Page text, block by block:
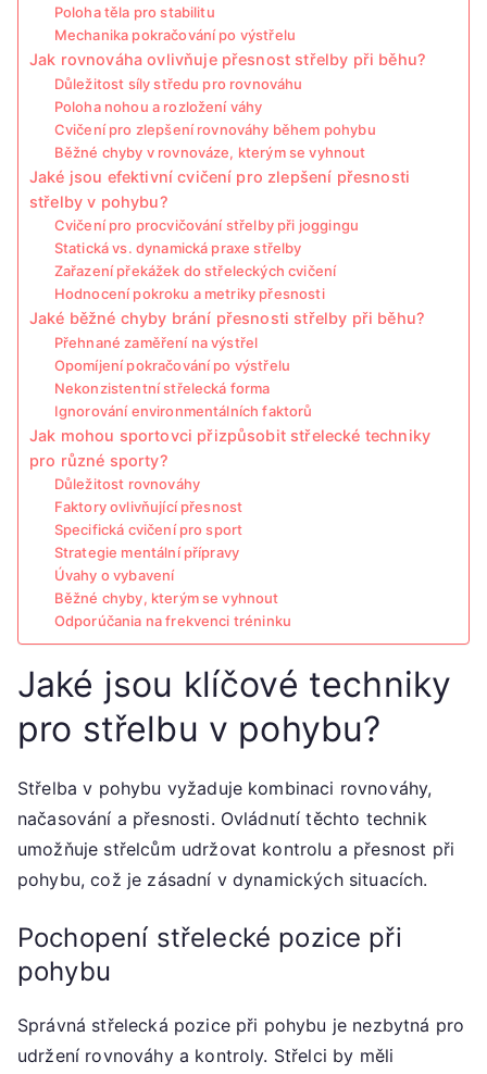
Poloha těla pro stabilitu
Mechanika pokračování po výstřelu
Jak rovnováha ovlivňuje přesnost střelby při běhu?
Důležitost síly středu pro rovnováhu
Poloha nohou a rozložení váhy
Cvičení pro zlepšení rovnováhy během pohybu
Běžné chyby v rovnováze, kterým se vyhnout
Jaké jsou efektivní cvičení pro zlepšení přesnosti
střelby v pohybu?
Cvičení pro procvičování střelby při joggingu
Statická vs. dynamická praxe střelby
Zařazení překážek do střeleckých cvičení
Hodnocení pokroku a metriky přesnosti
Jaké běžné chyby brání přesnosti střelby při běhu?
Přehnané zaměření na výstřel
Opomíjení pokračování po výstřelu
Nekonzistentní střelecká forma
Ignorování environmentálních faktorů
Jak mohou sportovci přizpůsobit střelecké techniky
pro různé sporty?
Důležitost rovnováhy
Faktory ovlivňující přesnost
Specifická cvičení pro sport
Strategie mentální přípravy
Úvahy o vybavení
Běžné chyby, kterým se vyhnout
Odporúčania na frekvenci tréninku
Jaké jsou klíčové techniky
pro střelbu v pohybu?
Střelba v pohybu vyžaduje kombinaci rovnováhy,
načasování a přesnosti. Ovládnutí těchto technik
umožňuje střelcům udržovat kontrolu a přesnost při
pohybu, což je zásadní v dynamických situacích.
Pochopení střelecké pozice při
pohybu
Správná střelecká pozice při pohybu je nezbytná pro
udržení rovnováhy a kontroly. Střelci by měli